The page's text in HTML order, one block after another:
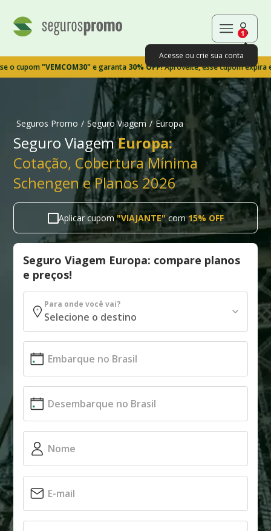
1
Acesse ou crie sua conta
"VEMCOM30"e garanta30% OFF!Aproveite, esse cupom expira em
Seguros Promo / Seguro Viagem / Europa
Seguro ViagemEuropa:
Cotação, Cobertura Mínima
Schengen e Planos 2026
Aplicar cupom "VIAJANTE"com15% OFF
Seguro Viagem Europa: compare planos
e preços!
Para onde você vai?